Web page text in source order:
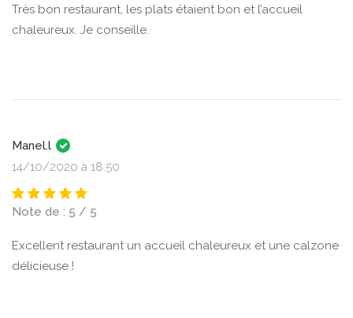
Très bon restaurant, les plats étaient bon et l’accueil
chaleureux. Je conseille.
Manel.l
14/10/2020 à 18:50
Note de : 5 / 5
Excellent restaurant un accueil chaleureux et une calzone
délicieuse !